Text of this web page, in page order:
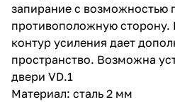
запирание с возможностью
противоположную
контур усиления дает
пространство. Возможна
двери VD.1
Материал: сталь 2 мм